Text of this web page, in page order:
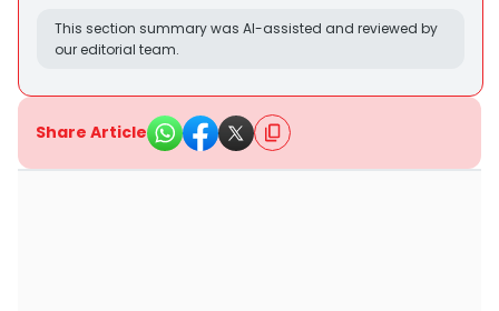
This section summary was AI-assisted and reviewed by
our editorial team.
Share Article